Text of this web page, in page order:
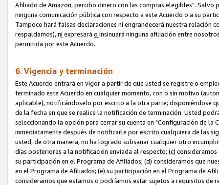
Afiliado de Amazon, percibo dinero con las compras elegibles". Salvo
ninguna comunicación pública con respecto a este Acuerdo o a su
Tampoco hará falsas declaraciones ni engrandecerá nuestra relación
respaldamos), ni expresará o insinuará ninguna afiliación entre
permitida por este Acuerdo.
6. Vigencia y terminación
Este Acuerdo entrará en vigor a partir de que usted se registre o
terminado este Acuerdo en cualquier momento, con o sin motivo
aplicable), notificándoselo por escrito a la otra parte; disponiéndose
de la fecha en que se realice la notificación de terminación. Usted
seleccionando la opción para cerrar su cuenta en "Configuración de
inmediatamente después de notificarle por escrito cualquiera de las
usted, de otra manera, no ha logrado subsanar cualquier otro
días posteriores a la notificación enviada al respecto; (c)
su participación en el Programa de Afiliados; (d) consideramos que
en el Programa de Afiliados; (e) su participación en el Programa de
consideramos que estamos o podríamos estar sujetos a requisitos de